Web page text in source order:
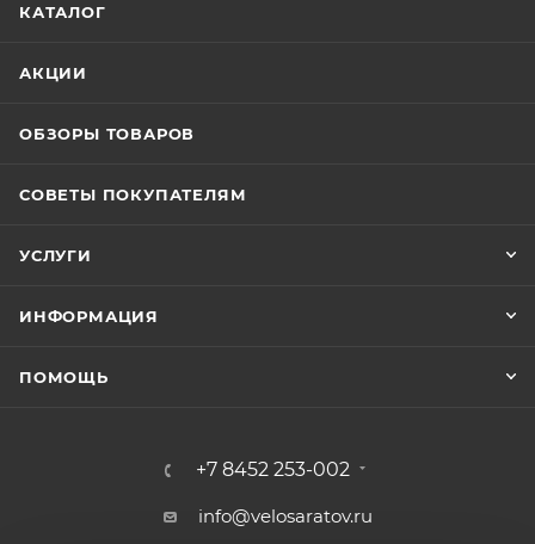
КАТАЛОГ
АКЦИИ
ОБЗОРЫ ТОВАРОВ
СОВЕТЫ ПОКУПАТЕЛЯМ
УСЛУГИ
ИНФОРМАЦИЯ
ПОМОЩЬ
+7 8452 253-002
info@velosaratov.ru